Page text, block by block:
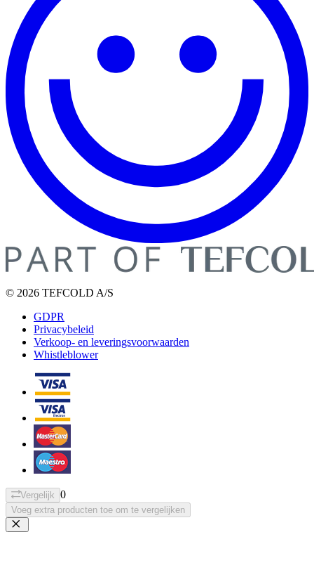
© 2026 TEFCOLD A/S
GDPR
Privacybeleid
Verkoop- en leveringsvoorwaarden
Whistleblower
Vergelijk 0
Voeg extra producten toe om te vergelijken